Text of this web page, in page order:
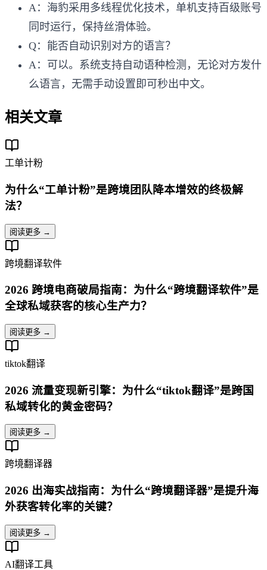
A：海豹采用多线程优化技术，单机支持百级账号
同时运行，保持丝滑体验。
Q：能否自动识别对方的语言？
A：可以。系统支持自动语种检测，无论对方发什
么语言，无需手动设置即可秒出中文。
相关文章
工单计粉
为什么“工单计粉”是跨境团队降本增效的终极解
法？
阅读更多 →
跨境翻译软件
2026 跨境电商破局指南：为什么“跨境翻译软件”是
全球私域获客的核心生产力？
阅读更多 →
tiktok翻译
2026 流量变现新引擎：为什么“tiktok翻译”是跨国
私域转化的黄金密码？
阅读更多 →
跨境翻译器
2026 出海实战指南：为什么“跨境翻译器”是提升海
外获客转化率的关键？
阅读更多 →
AI翻译工具